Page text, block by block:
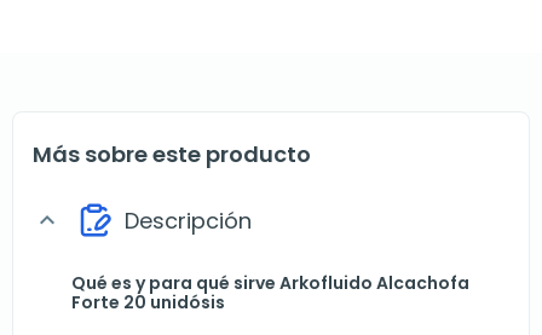
Más sobre este producto
expand_more Descripción
Qué es y para qué sirve Arkofluido Alcachofa
Forte 20 unidósis